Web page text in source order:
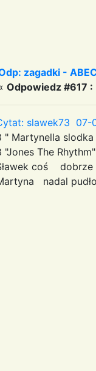
zagadki -
Odpowiedz #617 :
slawek73 07-
" Martynella slodka
"Jones The Rhythm"
coś
nadal pudło